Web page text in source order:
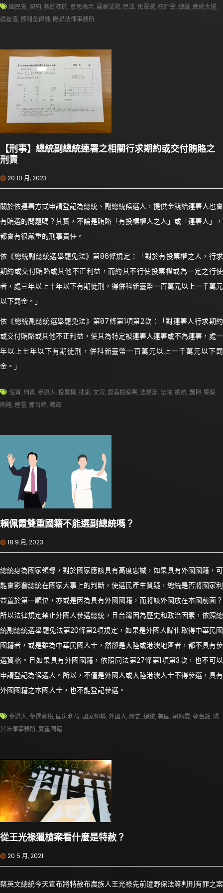
國民黨, 契約, 契約標的, 意思表示,最高法院, 民法, 民眾黨,統計學, 總統, 總統大選,
誤差值, 鄧湘全律師, 陽昇法律事務所
【刑事】總統副總統連署之相關行求期約或交付賄賂之
刑責
20 10 月, 2023
關於依連署方式申請登記為總統、副總統候選人，提供金錢給連署人也會
有賄選的問題嗎？其實，不論是賄賂「有投標權人之人」或「連署人」，
都會有很嚴重的刑事責任。
依《總統副總統選舉罷免法》第86條規定：「對於有投票權之人，行求
期約或交付賄賂或其他不正利益，而約其不行使投票權或為一定之行使
者，處三年以上十年以下有期徒刑，得併科新臺幣一百萬元以上一千萬元
以下罰金。」
依《總統副總統選舉罷免法》第87條第1項第2款：「對連署人行求期約
或交付賄賂或其他不正利益，使其為特定被連署人連署或不為連署，處一
年以上七年以下有期徒刑，併科新臺幣一百萬元以上一千萬元以下罰
金。」
個資,刑責,參選人,投票權,搜索,文宣,最高檢察署, 法務部, 法院,總統,羈押,警察,
賄賂,連署,郭台銘, 鴻海
賴佩霞雙重國籍不能選副總統嗎？
18 9 月, 2023
總統身為國家領導，對於國家應該具有高度忠誠，如果具有外國國籍，可
能會影響總統在國家大事上的判斷，使選民產生質疑，總統是否將國家利
益置於第一順位，亦或是因為具有外國國籍，而將該外國放在本國前面？
所以法律規定禁止外國人參選總統，且台灣因為歷史和政治因素，依照總
統副總統選舉罷免法第20條第2項規定，如果是外國人歸化取得中華民國
國籍者，或是雖為中華民國人士，然卻是大陸或港澳地區者，都不具有參
選資格。且如果具有外國國籍，依照同法第27條第1項第3款，也不可以
申請登記為候選人。所以，不僅是外國人或大陸港澳人士不得參選，具有
外國國籍之本國人士，也不能登記參選。
參選人,參選資格, 國家利益, 國家領導,外國人, 歷史,總統,美國,賴佩霞,郭台銘, 陽
昇法律事務所,雙重國籍
從王光祿獵槍案看什麼是特赦？
20 5 月, 2021
蔡英文總統今天宣布將特赦布農族人王光祿先前遭野保法等判刑有罪之案